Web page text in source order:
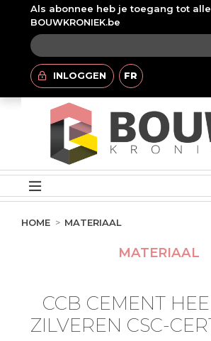
Als abonnee heb je toegang tot
BOUWKRONIEK.be
INLOGGEN FR
HOME MATERIAAL
MATERIAAL
CCB CEMENT
ZILVEREN CSC-